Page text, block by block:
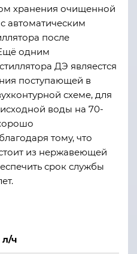
хранения очищенной
автоматическим
после
одним
ДЭ являестся
поступающей в
схеме, для
воды на 70-
тому, что
из нержавеющей
срок службы
л/ч